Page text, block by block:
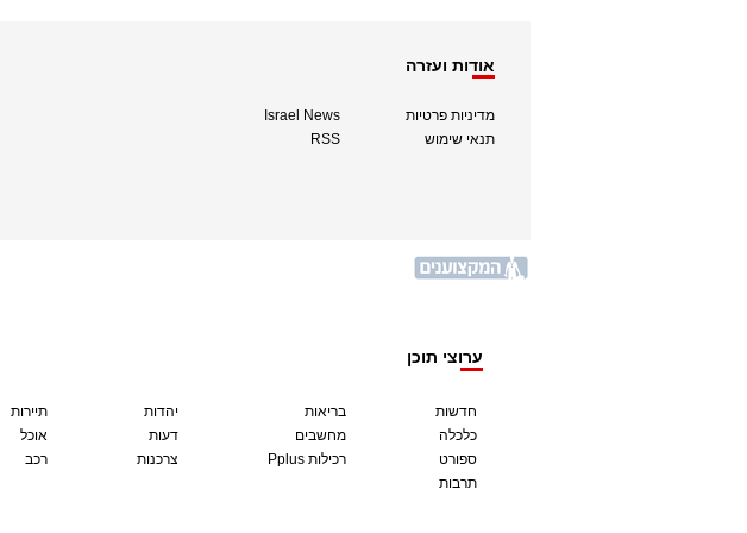
אודות ועזרה
מדיניות פרטיות
תנאי שימוש
Israel News
RSS
ערוצי תוכן
חדשות
כלכלה
ספורט
תרבות
בריאות
מחשבים
Pplus רכילות
יהדות
דעות
צרכנות
תיירות
אוכל
רכב